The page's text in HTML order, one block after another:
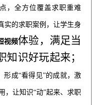
，全方位覆盖求职重难
实的求职案例，让学生身
视频体验，满足当
识好玩起来；
形成“看得见”的成就，激
，让知识“动”起来、求职